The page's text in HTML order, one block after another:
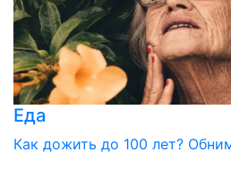
Еда
Как дожить до 100 лет?